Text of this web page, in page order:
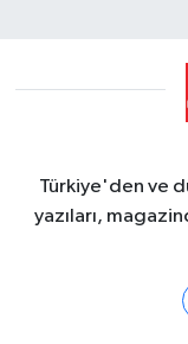
Türkiye'den ve
yazıları,